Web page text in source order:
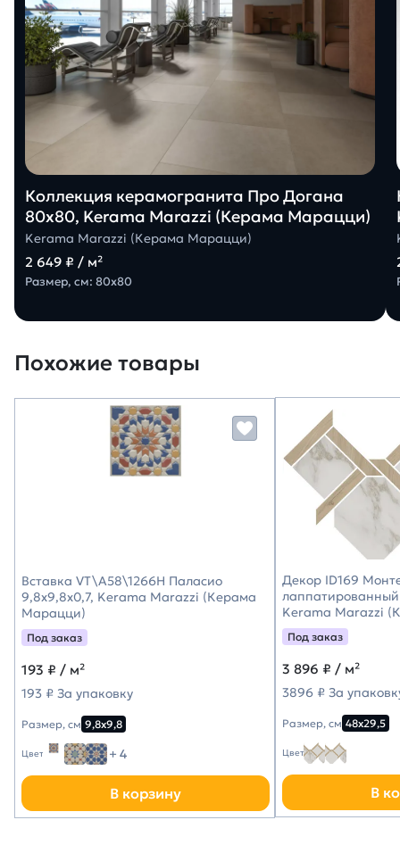
Коллекция керамогранита Про Догана
80х80, Kerama Marazzi (Керама Марацци)
Kerama Marazzi (Керама Марацци)
2 649 ₽ / м²
Размер, см: 80х80
Похожие товары
Вставка VT\A58\1266H Паласио
9,8x9,8x0,7, Kerama Marazzi (Керама
Марацци)
Под заказ
193 ₽ / м²
193 ₽ За упаковку
Размер, см 9,8х9,8
Цвет + 4
В корзину
Декор ID169
Kerama Marazzi
Под заказ
3 896 ₽ / м²
3896 ₽ За
Размер, см 48х29,5
Цвет
В